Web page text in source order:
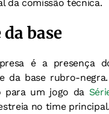
da comissão técnica.
base
é a presença
da base rubro-
para um jogo da
no time principal.